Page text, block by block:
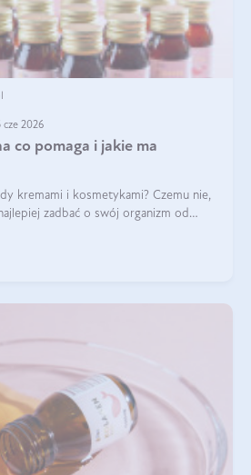
2026
co pomaga i jakie ma
kremami i kosmetykami? Czemu nie,
zadbać o swój organizm od